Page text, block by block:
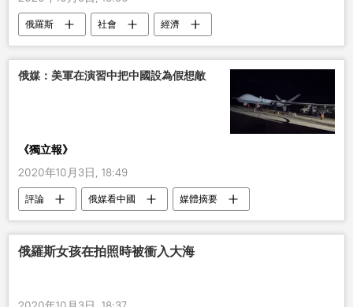
俄羅斯 社會
經濟
新型肺炎疫情
邊界
新冠病毒
歐盟
俄媒：美軍在演習中把中國設為假想敵
《獨立報》
2020年10月3日, 18:49
評論 俄媒看中國 媒體摘要
俄羅斯女孩在拍照時被衝入大海